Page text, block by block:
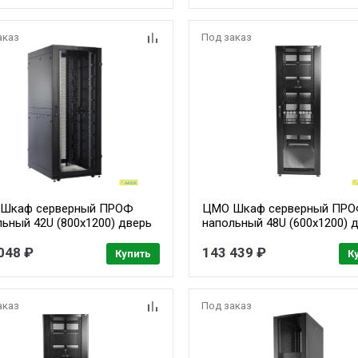
серверный ПРОФ
42U (800x1200) дверь
в сборе (ШТК-
₽ Купить
Под заказ
ЦМО Шкаф серверный
напольный 48U (600x1200)
перфор., черный, в сборе
143 439 ₽
Под заказ